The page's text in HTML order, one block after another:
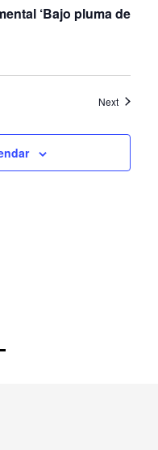
‘Bajo pluma de
NextEvents